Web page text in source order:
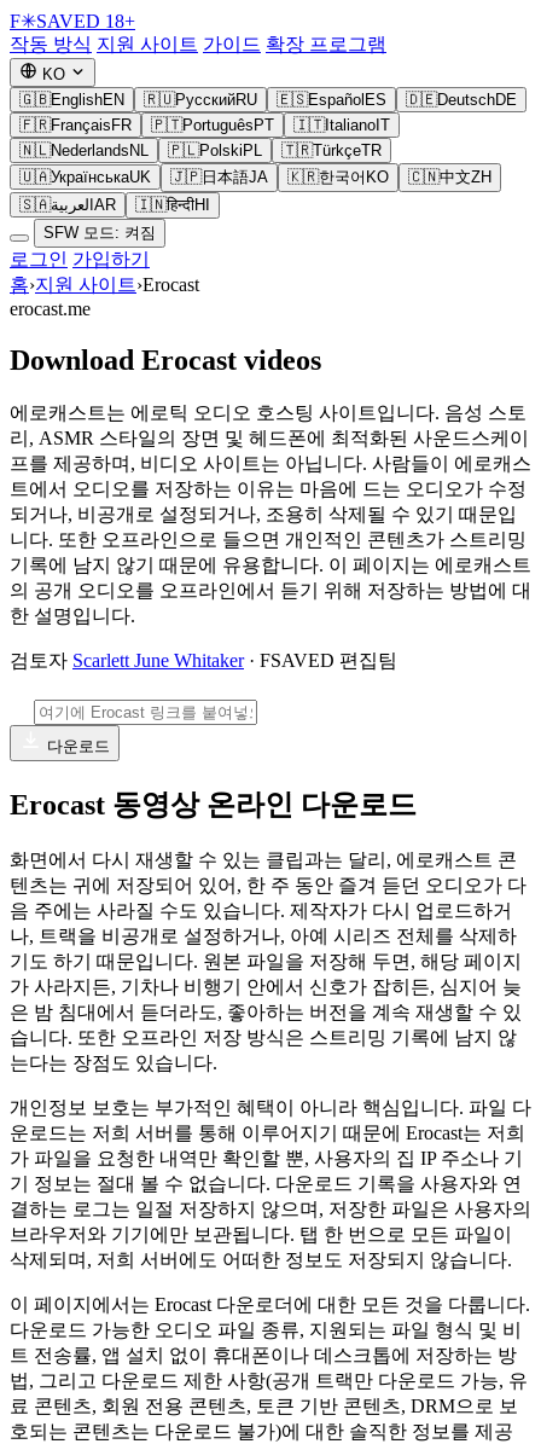
F✳SAVED 18+
작동 방식 지원 사이트 가이드 확장 프로그램
KO
🇬🇧EnglishEN 🇷🇺РусскийRU 🇪🇸Español ES 🇩🇪DeutschDE
🇫🇷Français FR 🇵🇹Português PT 🇮🇹Italiano IT
🇳🇱Nederlands NL 🇵🇱Polski PL 🇹🇷TürkçeTR
🇺🇦УкраїнськаUK 🇯🇵日本語JA 🇰🇷한국어 KO 🇨🇳中文ZH
🇸🇦العربية AR 🇮🇳हिन्दीHI
SFW 모드: 켜짐
로그인 가입하기
홈›지원 사이트›Erocast
erocast.me
Download Erocast videos
에로캐스트는 에로틱 오디오 호스팅 사이트입니다. 음성 스토
리, ASMR 스타일의 장면 및 헤드폰에 최적화된 사운드스케이
프를 제공하며, 비디오 사이트는 아닙니다. 사람들이 에로캐스
트에서 오디오를 저장하는 이유는 마음에 드는 오디오가 수정
되거나, 비공개로 설정되거나, 조용히 삭제될 수 있기 때문입
니다. 또한 오프라인으로 들으면 개인적인 콘텐츠가 스트리밍
기록에 남지 않기 때문에 유용합니다. 이 페이지는 에로캐스트
의 공개 오디오를 오프라인에서 듣기 위해 저장하는 방법에 대
한 설명입니다.
검토자 Scarlett June Whitaker· FSAVED 편집팀
다운로드
Erocast 동영상 온라인 다운로드
화면에서 다시 재생할 수 있는 클립과는 달리, 에로캐스트 콘
텐츠는 귀에 저장되어 있어, 한 주 동안 즐겨 듣던 오디오가 다
음 주에는 사라질 수도 있습니다. 제작자가 다시 업로드하거
나, 트랙을 비공개로 설정하거나, 아예 시리즈 전체를 삭제하
기도 하기 때문입니다. 원본 파일을 저장해 두면, 해당 페이지
가 사라지든, 기차나 비행기 안에서 신호가 잡히든, 심지어 늦
은 밤 침대에서 듣더라도, 좋아하는 버전을 계속 재생할 수 있
습니다. 또한 오프라인 저장 방식은 스트리밍 기록에 남지 않
는다는 장점도 있습니다.
개인정보 보호는 부가적인 혜택이 아니라 핵심입니다. 파일 다
운로드는 저희 서버를 통해 이루어지기 때문에 Erocast는 저희
가 파일을 요청한 내역만 확인할 뿐, 사용자의 집 IP 주소나 기
기 정보는 절대 볼 수 없습니다. 다운로드 기록을 사용자와 연
결하는 로그는 일절 저장하지 않으며, 저장한 파일은 사용자의
브라우저와 기기에만 보관됩니다. 탭 한 번으로 모든 파일이
삭제되며, 저희 서버에도 어떠한 정보도 저장되지 않습니다.
이 페이지에서는 Erocast 다운로더에 대한 모든 것을 다룹니다.
다운로드 가능한 오디오 파일 종류, 지원되는 파일 형식 및 비
트 전송률, 앱 설치 없이 휴대폰이나 데스크톱에 저장하는 방
법, 그리고 다운로드 제한 사항(공개 트랙만 다운로드 가능, 유
료 콘텐츠, 회원 전용 콘텐츠, 토큰 기반 콘텐츠, DRM으로 보
호되는 콘텐츠는 다운로드 불가)에 대한 솔직한 정보를 제공